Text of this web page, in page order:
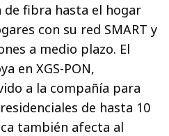
fibra hasta el hogar
con su red SMART y
a medio plazo. El
en XGS-PON,
a la compañía para
de hasta 10
también afecta al